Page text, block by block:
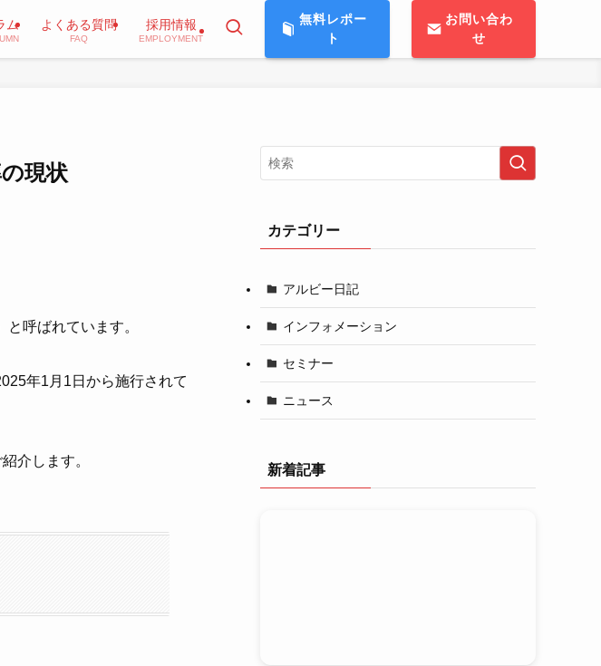
ム よくある質問
FAQ
採用情報
EMPLOYMENT
無料レポー
ト
お問い合わ
せ
現状
呼ばれています。
年1月1日から施行されて
介します。
カテゴリー
アルビー日記
インフォメーション
セミナー
ニュース
新着記事